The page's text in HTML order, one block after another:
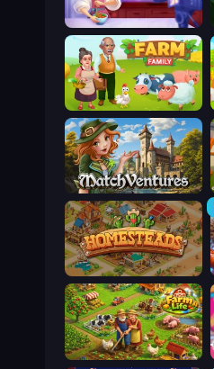
Cooking Live
Farm Family
MatchVentures
Homesteads: Dream Farm
Farm Life